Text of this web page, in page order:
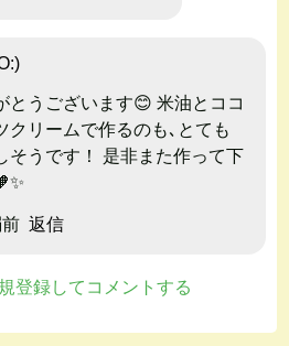
とうございます😊 米油とココ
クリームで作るのも､とても
そうです！ 是非また作って下
返信
登録してコメントする